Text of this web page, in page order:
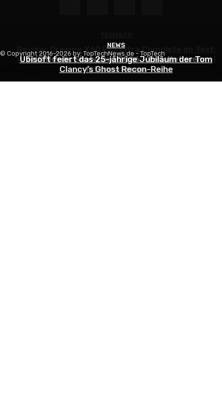
Review: Dreame X60 Pro Ultra Complete im Test:
42.000 Pa, 100 °C Moppwäsche & erstaunlich viel
Technik in nur 8,9 cm Höhe
NEWS
THQ Nordic Showcase 2026 – Erhaltet mehr
Informationen
NEWS
Ubisoft feiert das 25-jährige Jubiläum der Tom
Clancy’s Ghost Recon-Reihe
© Copyright 2016-2026 by: TopTechNews.de - TopTech